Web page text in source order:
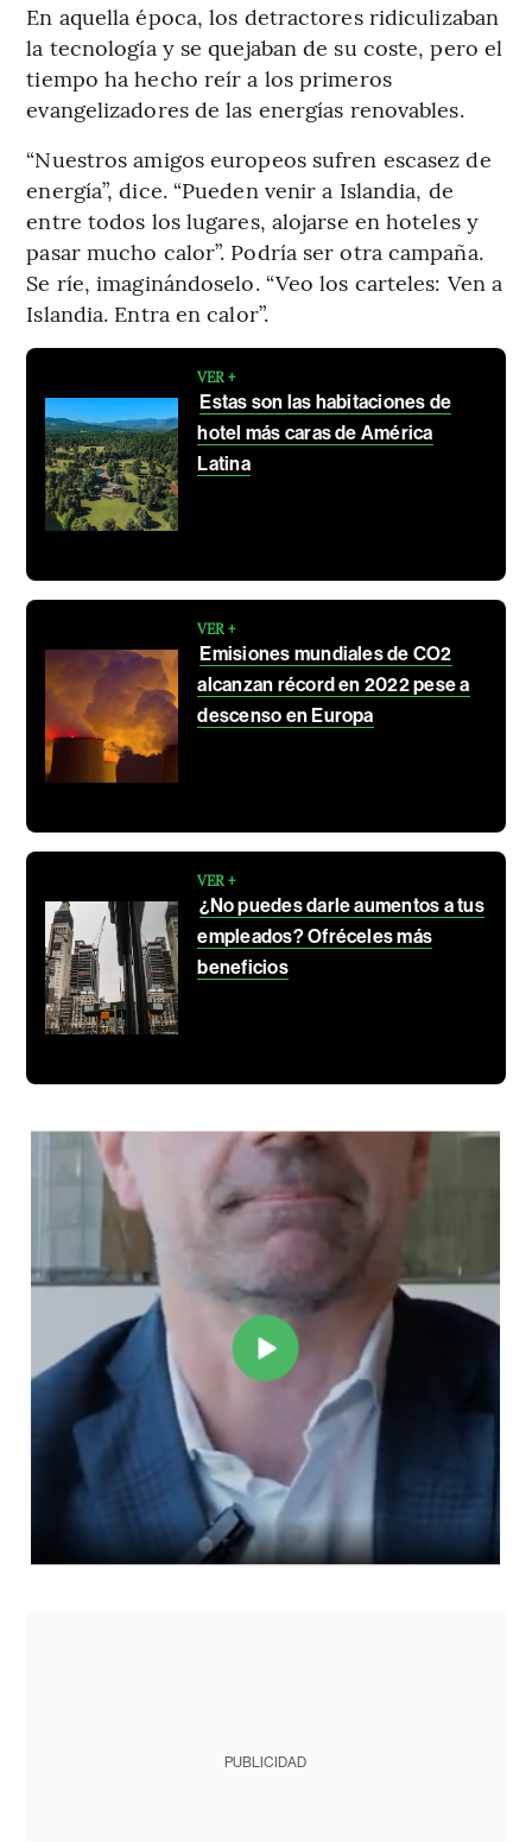
En aquella época, los detractores ridiculizaban
la tecnología y se quejaban de su coste, pero el
tiempo ha hecho reír a los primeros
evangelizadores de las energías renovables.
“Nuestros amigos europeos sufren escasez de
energía”, dice. “Pueden venir a Islandia, de
entre todos los lugares, alojarse en hoteles y
pasar mucho calor”. Podría ser otra campaña.
Se ríe, imaginándoselo. “Veo los carteles: Ven a
Islandia. Entra en calor”.
VER +
Estas son las habitaciones de
hotel más caras de América
Latina
VER +
Emisiones mundiales de CO2
alcanzan récord en 2022 pese a
descenso en Europa
VER +
¿No puedes darle aumentos a tus
empleados? Ofréceles más
beneficios
PUBLICIDAD